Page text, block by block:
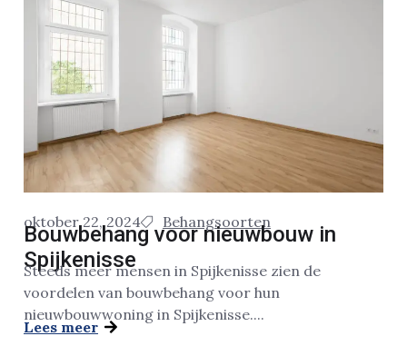
oktober 22, 2024 Behangsoorten
Bouwbehang voor nieuwbouw in
Spijkenisse
Steeds meer mensen in Spijkenisse zien de
voordelen van bouwbehang voor hun
nieuwbouwwoning in Spijkenisse....
Lees meer